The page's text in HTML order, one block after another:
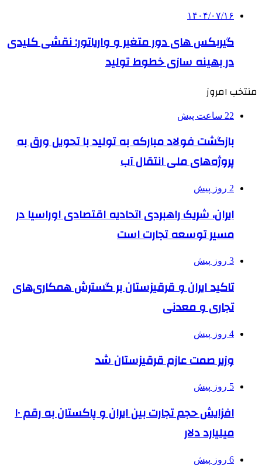
۱۴۰۴/۰۷/۱۶
گیربکس های دور متغیر و واریاتور: نقشی کلیدی
در بهینه سازی خطوط تولید
منتخب امروز
22 ساعت پیش
بازگشت فولاد مبارکه به تولید با تحویل ورق به
پروژه‌های ملی انتقال آب
2 روز پیش
ایران، شریک راهبردی اتحادیه اقتصادی اوراسیا در
مسیر توسعه تجارت است
3 روز پیش
تاکید ایران و قرقیزستان بر گسترش همکاری‌های
تجاری و معدنی
4 روز پیش
وزیر صمت عازم قرقیزستان شد
5 روز پیش
افزایش حجم تجارت بین ایران و پاکستان به رقم ۱۰
میلیارد دلار
6 روز پیش